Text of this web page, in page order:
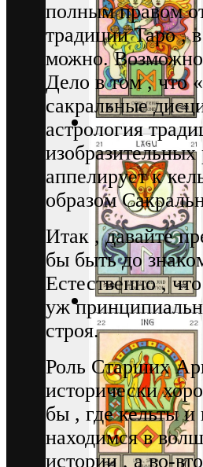
полным правом
традиции Таро ,
можно.
Дело в том , что
сакральные
астрология
аппелирует к
образом
Итак , давайте
бы быть до
Естественно ,
уж
строя.
Роль Старших
исторически
бы , где кельты
находимся в
истории , а во-